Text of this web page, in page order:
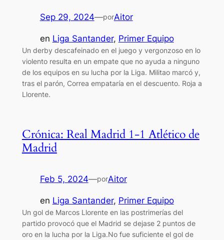
Sep 29, 2024—porAitor
en Liga Santander, Primer Equipo
Un derby descafeinado en el juego y vergonzoso en lo
violento resulta en un empate que no ayuda a ninguno
de los equipos en su lucha por la Liga. Militao marcó y,
tras el parón, Correa empataría en el descuento. Roja a
Llorente.
Crónica: Real Madrid 1-1 Atlético de
Madrid
Feb 5, 2024—porAitor
en Liga Santander, Primer Equipo
Un gol de Marcos Llorente en las postrimerías del
partido provocó que el Madrid se dejase 2 puntos de
oro en la lucha por la Liga.No fue suficiente el gol de